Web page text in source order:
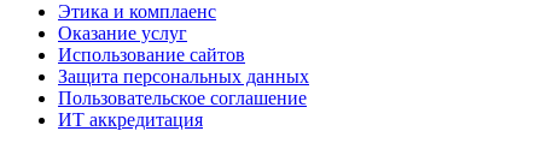
Этика и комплаенс
Оказание услуг
Использование сайтов
Защита персональных данных
Пользовательское соглашение
ИТ аккредитация